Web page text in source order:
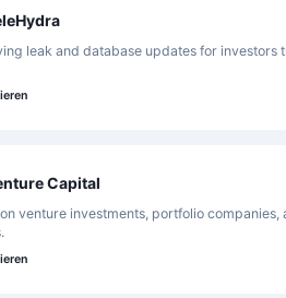
leak and database updates for investors
Capital
venture investments, portfolio